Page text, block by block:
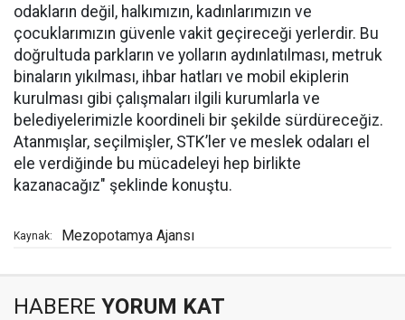
odakların değil, halkımızın, kadınlarımızın ve
çocuklarımızın güvenle vakit geçireceği yerlerdir. Bu
doğrultuda parkların ve yolların aydınlatılması, metruk
binaların yıkılması, ihbar hatları ve mobil ekiplerin
kurulması gibi çalışmaları ilgili kurumlarla ve
belediyelerimizle koordineli bir şekilde sürdüreceğiz.
Atanmışlar, seçilmişler, STK’ler ve meslek odaları el
ele verdiğinde bu mücadeleyi hep birlikte
kazanacağız" şeklinde konuştu.
Kaynak: Mezopotamya Ajansı
HABERE YORUM KAT